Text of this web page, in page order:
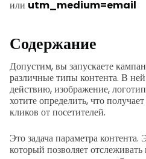
или utm_medium=email
Содержание
Допустим, вы запускаете
различные типы контента. В
действию, изображение,
хотите определить, что
кликов от посетителей.
Это задача параметра контента.
который позволяет